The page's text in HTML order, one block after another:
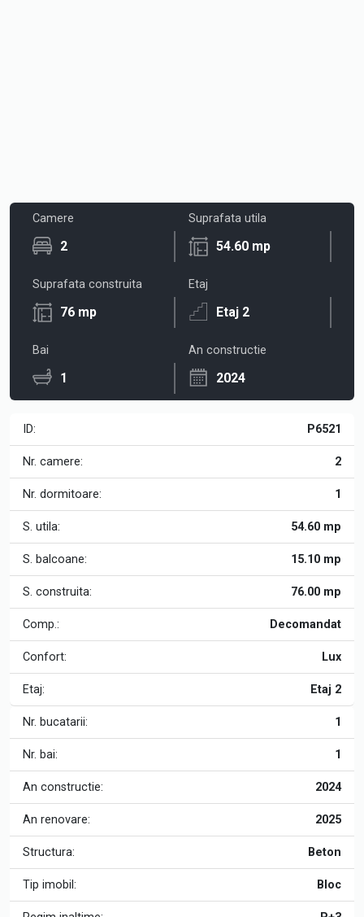
Camere
2
Suprafata utila
54.60 mp
Suprafata construita
76 mp
Etaj
Etaj 2
Bai
1
An constructie
2024
ID: P6521
Nr. camere: 2
Nr. dormitoare: 1
S. utila: 54.60 mp
S. balcoane: 15.10 mp
S. construita: 76.00 mp
Comp.: Decomandat
Confort: Lux
Etaj: Etaj 2
Nr. bucatarii: 1
Nr. bai: 1
An constructie: 2024
An renovare: 2025
Structura: Beton
Tip imobil: Bloc